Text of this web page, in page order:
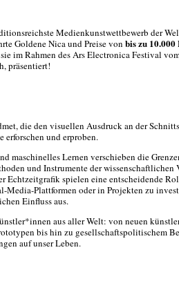
Medienkunstwettbewerb der
Goldene Nica und Preise von bis zu
im Rahmen des Ars Electronica Festival
präsentiert!
die den visuellen Ausdruck an der
und erproben.
maschinelles Lernen verschieben die
und Instrumente der wissenschaftlichen
Echtzeitgrafik spielen eine entscheidende
Media-Plattformen oder in Projekten zu
Einfluss aus.
aus aller Welt: von neuen
bis hin zu gesellschaftspolitischem
auf unser Leben.